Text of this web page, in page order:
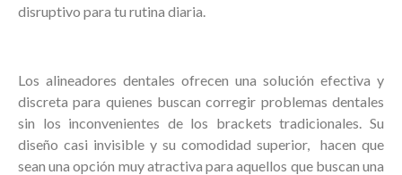
disruptivo para tu rutina diaria.
Los alineadores dentales ofrecen una solución efectiva y
discreta para quienes buscan corregir problemas dentales
sin los inconvenientes de los brackets tradicionales. Su
diseño casi invisible y su comodidad superior, hacen que
sean una opción muy atractiva para aquellos que buscan una